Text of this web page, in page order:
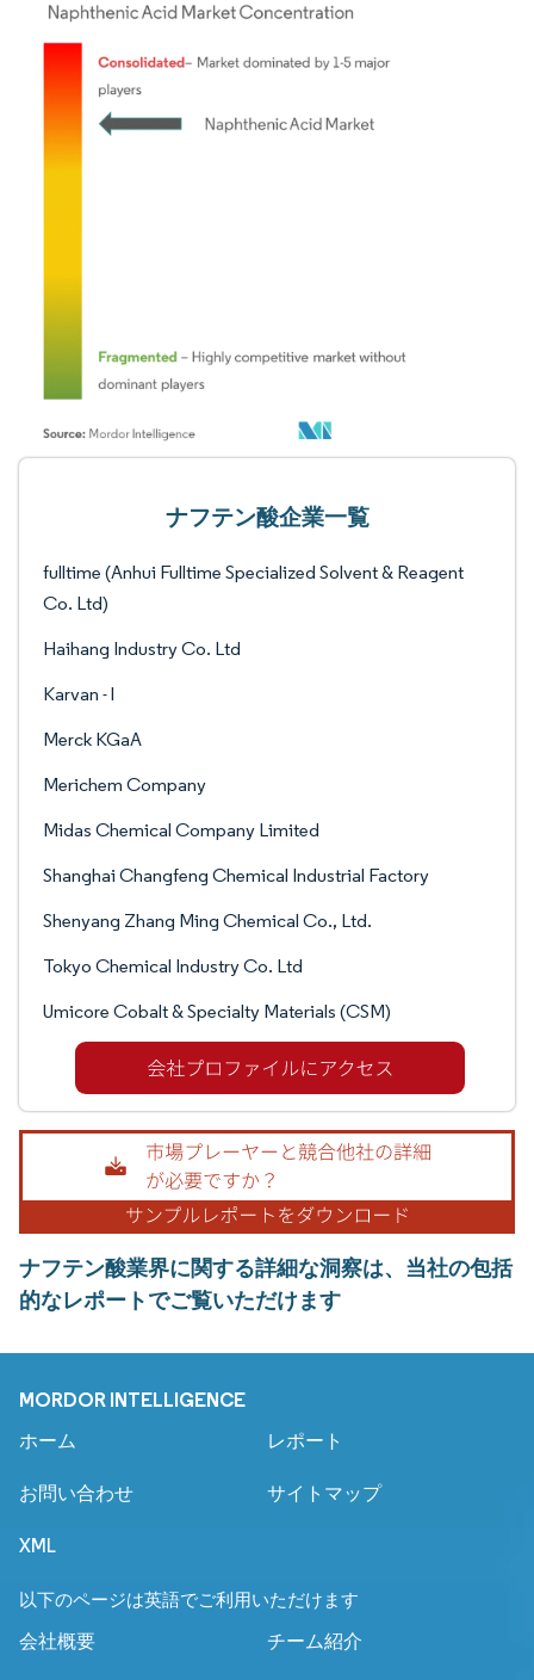
ナフテン酸企業一覧
fulltime (Anhui Fulltime Specialized Solvent & Reagent
Co. Ltd)
Haihang Industry Co. Ltd
Karvan - l
Merck KGaA
Merichem Company
Midas Chemical Company Limited
Shanghai Changfeng Chemical Industrial Factory
Shenyang Zhang Ming Chemical Co., Ltd.
Tokyo Chemical Industry Co. Ltd
Umicore Cobalt & Specialty Materials (CSM)
ナフテン酸業界に関する詳細な洞察は、当社の包括
的なレポートでご覧いただけます
MORDOR INTELLIGENCE
ホーム レポート
お問い合わせ サイトマップ
XML
以下のページは英語でご利用いただけます
会社概要 チーム紹介